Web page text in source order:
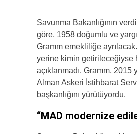
Savunma Bakanlığının
göre, 1958 doğumlu ve
Gramm emekliliğe ayrılacak.
yerine kimin getirileceğiyse
açıklanmadı. Gramm, 2015
Alman Askeri İstihbarat
başkanlığını yürütüyordu.
“MAD modernize